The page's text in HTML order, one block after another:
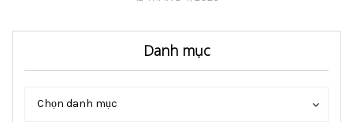
Danh mục
Danh
Chọn danh mục
Danh